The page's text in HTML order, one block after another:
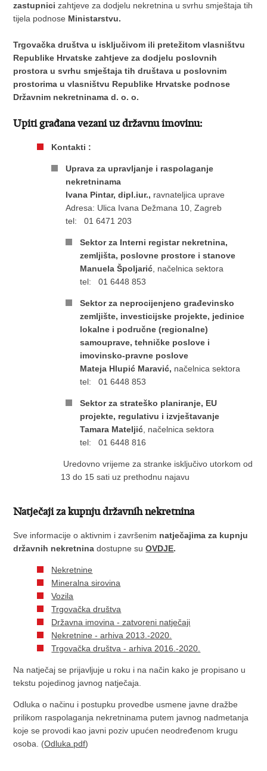
zastupnicizahtjeve za dodjelu nekretnina u svrhu smještaja tih
tijela podnose Ministarstvu.
Trgovačka društva u isključivom ili pretežitom vlasništvu
Republike Hrvatske zahtjeve za dodjelu poslovnih
prostora u svrhu smještaja tih društava u poslovnim
prostorima u vlasništvu Republike Hrvatske podnose
Državnim nekretninama d. o. o.
Upiti građana vezani uz državnu imovinu:
Kontakti :
Uprava za upravljanje i raspolaganje
nekretninama
Ivana Pintar, dipl.iur., ravnateljica uprave
Adresa: Ulica Ivana Dežmana 10, Zagreb
tel: 01 6471 203
Sektor za Interni registar nekretnina,
zemljišta, poslovne prostore i stanove
​Manuela Špoljarić , načelnica sektora ​
tel: 01 6448 853
Sektor za neprocijenjeno građevinsko
zemljište, investicijske projekte, jedinice
lokalne i područne (regionalne)
samouprave, tehničke poslove i
imovinsko-pravne poslove
Mateja Hlupić Maravić, načelnica sektora
tel: 01 6448 853
Sektor za strateško planiranje, EU
projekte, regulativu i izvještavanje
Tamara Mateljić , načelnica sektora
tel: 01 6448 816
Uredovno vrijeme za stranke isključivo utorkom od
13 do 15 sati uz prethodnu najavu
Natječaji za kupnju državnih nekretnina
Sve informacije o aktivnim i završenim natječajima za kupnju
državnih nekretninadostupne suOVDJE.
Nekretnine
Mineralna sirovina
Vozila
Trgovačka društva
Državna imovina - zatvoreni natječaji
Nekretnine - arhiva 2013.-2020.
Trgovačka društva - arhiva 2016.-2020.
Na natječaj se prijavljuje u roku i na način kako je propisano u
tekstu pojedinog javnog natječaja.
Odluka o načinu i postupku provedbe usmene javne dražbe
prilikom raspolaganja nekretninama putem javnog nadmetanja
koje se provodi kao javni poziv upućen neodređenom krugu
osoba. (Odluka.pdf)